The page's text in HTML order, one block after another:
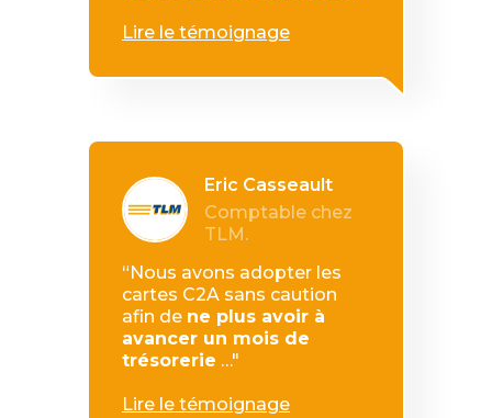
Lire le témoignage
Eric Casseault
Comptable chez
TLM.
“Nous avons adopter les
cartes C2A sans caution
afin de ne plus avoir à
avancer un mois de
trésorerie …"
Lire le témoignage